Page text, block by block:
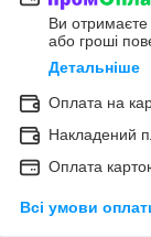
Ви
або гроші
Детальніше
Оплата на
Накладений
Оплата
Всі умови